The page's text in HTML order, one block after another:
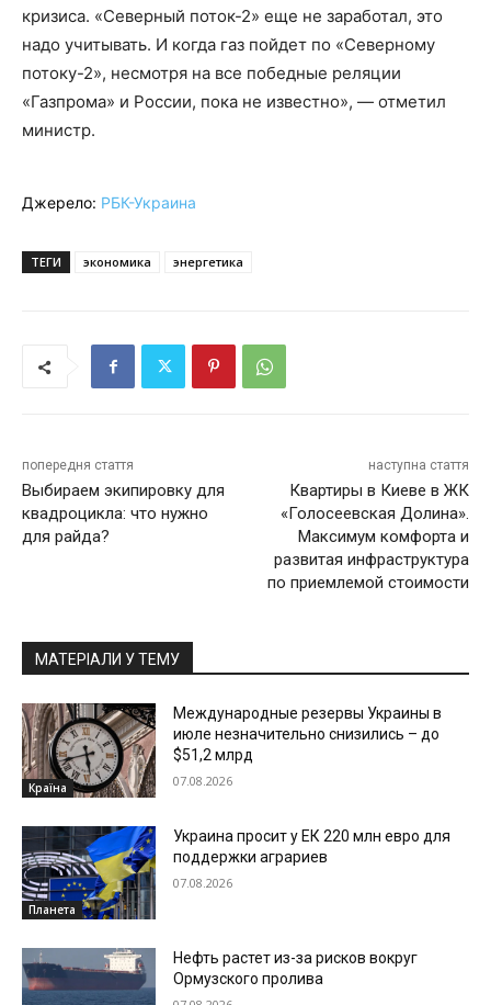
кризиса. «Северный поток-2» еще не заработал, это
надо учитывать. И когда газ пойдет по «Северному
потоку-2», несмотря на все победные реляции
«Газпрома» и России, пока не известно», — отметил
министр.
Джерело: РБК-Украина
ТЕГИ экономика энергетика
попередня стаття
Выбираем экипировку для
квадроцикла: что нужно
для райда?
наступна стаття
Квартиры в Киеве в ЖК
«Голосеевская Долина».
Максимум комфорта и
развитая инфраструктура
по приемлемой стоимости
МАТЕРІАЛИ У ТЕМУ
Країна
Международные резервы Украины в
июле незначительно снизились – до
$51,2 млрд
07.08.2026
Планета
Украина просит у ЕК 220 млн евро для
поддержки аграриев
07.08.2026
Нефть растет из-за рисков вокруг
Ормузского пролива